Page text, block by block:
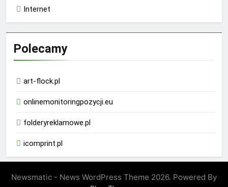
Internet
Polecamy
art-flock.pl
onlinemonitoringpozycji.eu
folderyreklamowe.pl
icomprint.pl
Newsmatic - News WordPress Theme 2026. Powered By